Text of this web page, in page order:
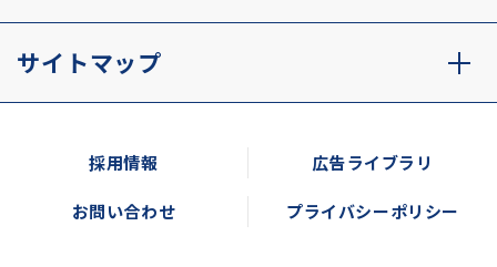
サイトマップ
採用情報 広告ライブラリ
お問い合わせ プライバシーポリシー